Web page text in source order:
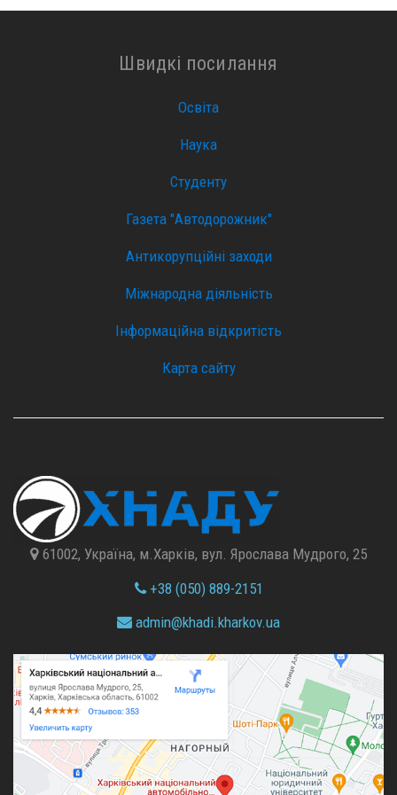
Швидкі посилання
Освіта
Наука
Студенту
Газета "Автодорожник"
Антикорупційні заходи
Міжнародна діяльність
Інформаційна відкритість
Карта сайту
61002, Україна, м.Харків, вул. Ярослава Мудрого, 25
+38 (050) 889-2151
admin@khadi.kharkov.ua